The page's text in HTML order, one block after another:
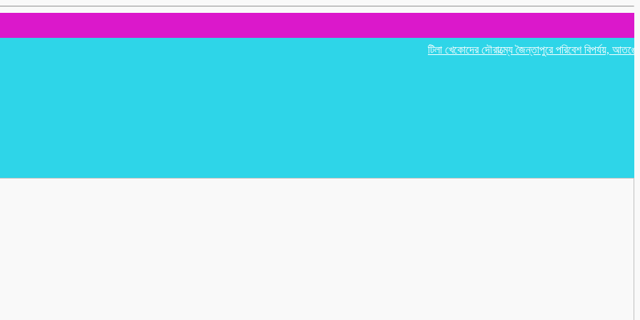
টিলা খেকোদের দৌরাত্ম্যে জৈন্তাপুরে পরিবেশ বিপর্যয়, আতঙ্কে